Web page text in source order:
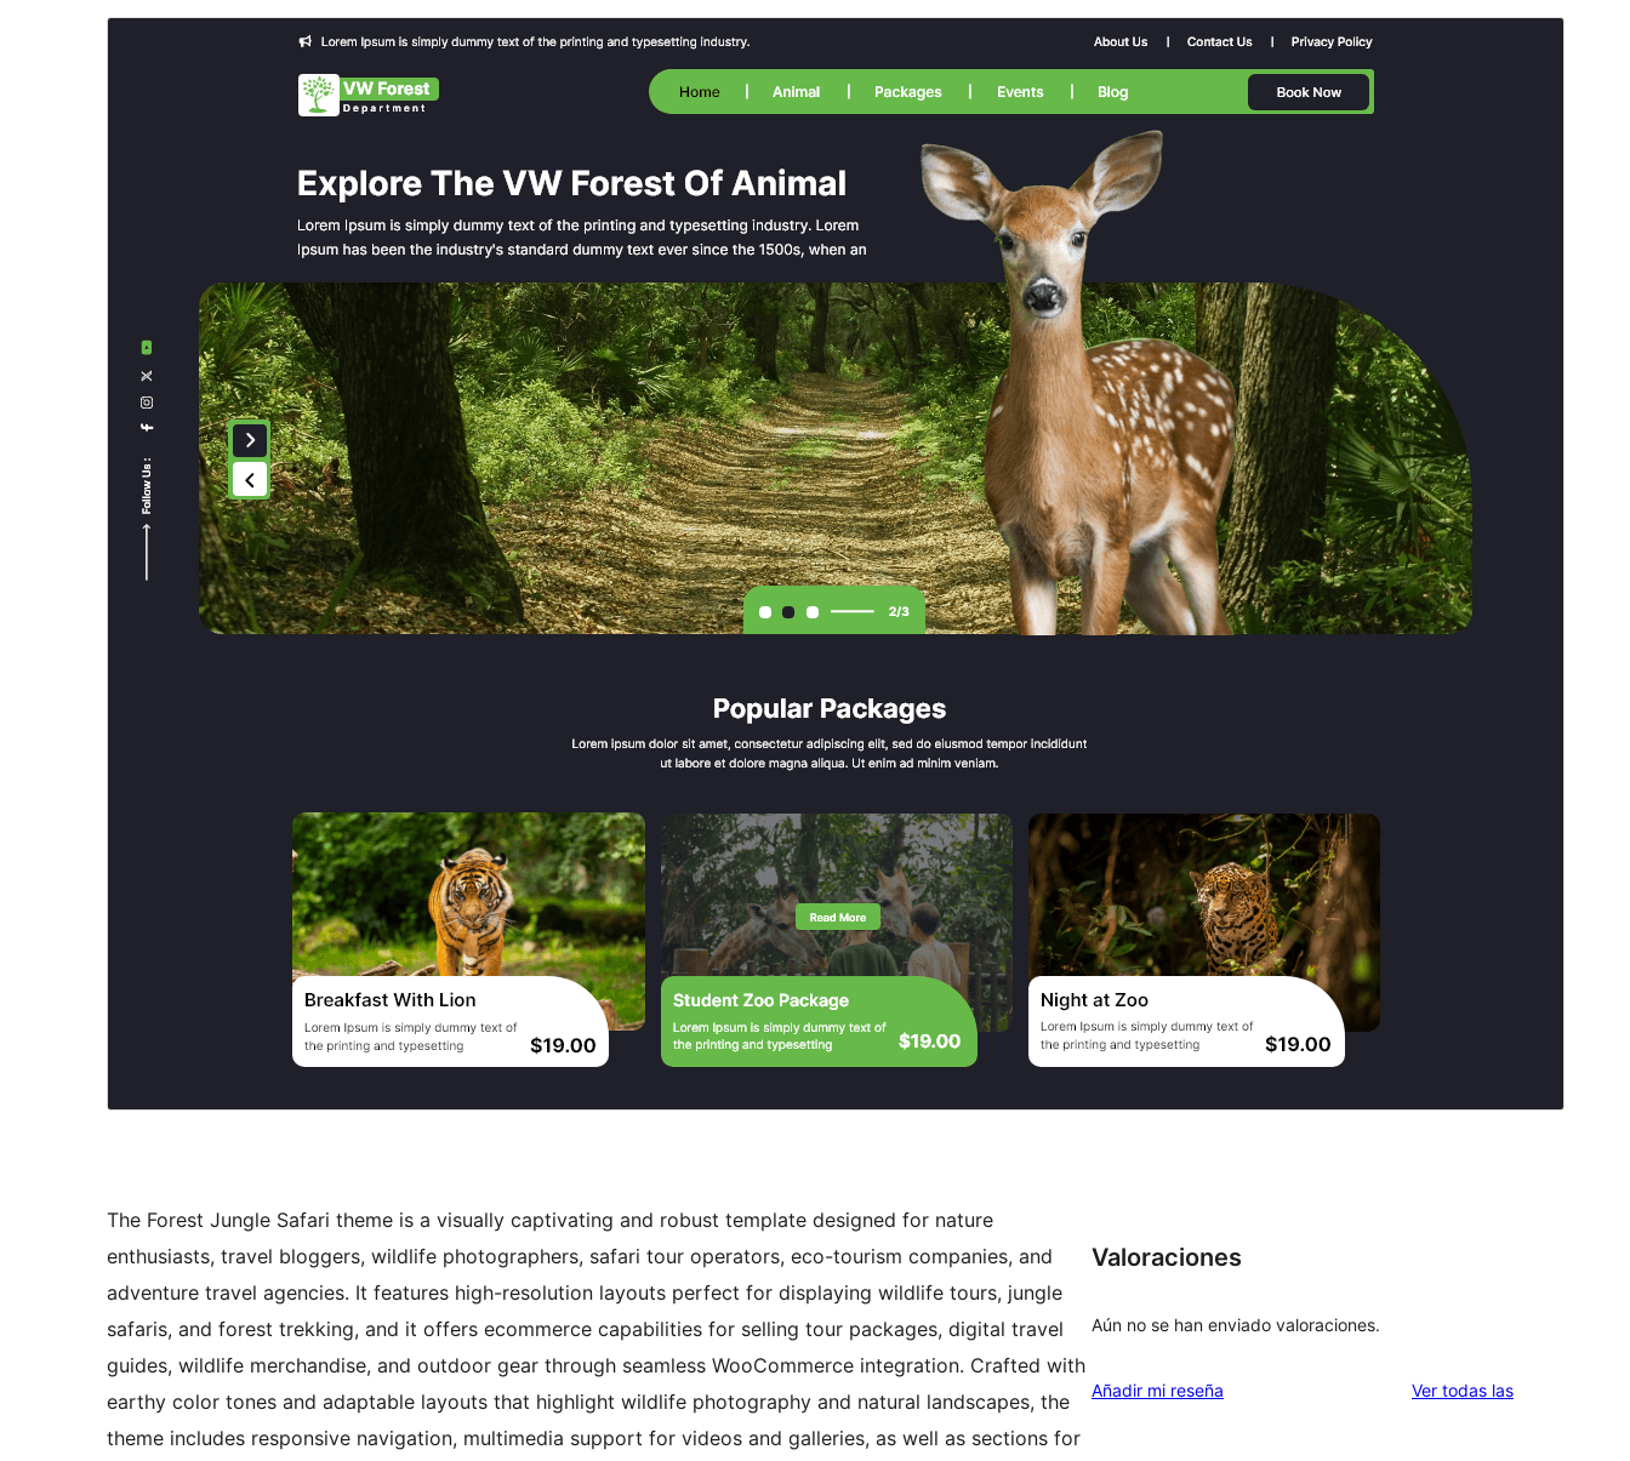
Tema comercial
Este tema es gratuito pero ofrece actualizaciones o
soporte comercial de pago.
Ver soporte
Vista previa
Versión
Última actualización
Versión de PHP
Página de inicio del tema
The Forest Jungle Safari theme is a visually captivating and robust template designed for nature
enthusiasts, travel bloggers, wildlife photographers, safari tour operators, eco-tourism companies, and
adventure travel agencies. It features high-resolution layouts perfect for displaying wildlife tours, jungle
safaris, and forest trekking, and it offers ecommerce capabilities for selling tour packages, digital travel
guides, wildlife merchandise, and outdoor gear through seamless WooCommerce integration. Crafted with
earthy color tones and adaptable layouts that highlight wildlife photography and natural landscapes, the
theme includes responsive navigation, multimedia support for videos and galleries, as well as sections for
Valoraciones
Aún no se han enviado valoraciones.
Añadir mi reseña Ver todas lasvaloraciones